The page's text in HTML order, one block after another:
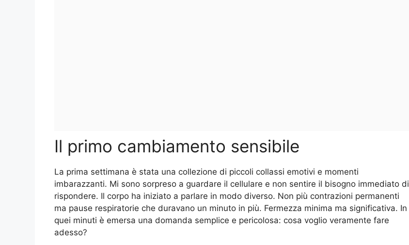
Il primo cambiamento sensibile
La prima settimana è stata una collezione di piccoli collassi emotivi e momenti
imbarazzanti. Mi sono sorpreso a guardare il cellulare e non sentire il bisogno immediato di
rispondere. Il corpo ha iniziato a parlare in modo diverso. Non più contrazioni permanenti
ma pause respiratorie che duravano un minuto in più. Fermezza minima ma significativa. In
quei minuti è emersa una domanda semplice e pericolosa: cosa voglio veramente fare
adesso?